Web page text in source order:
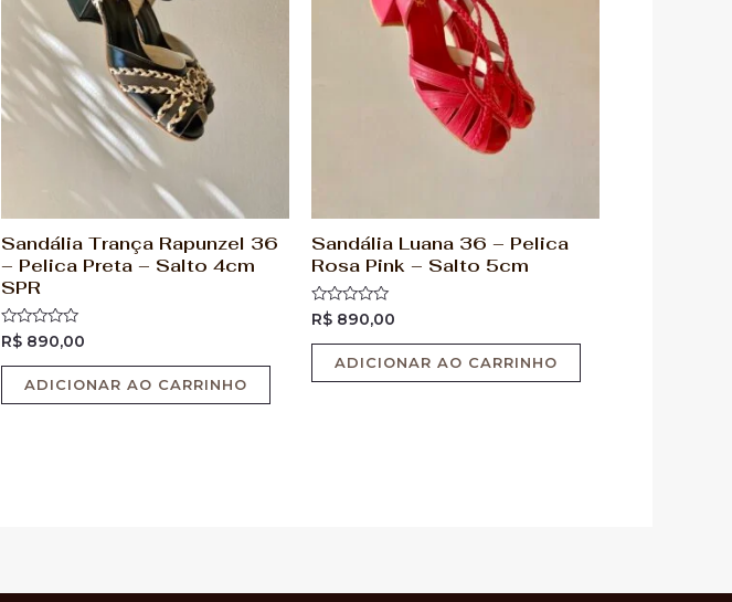
Sandália Trança Rapunzel 36
– Pelica Preta – Salto 4cm
SPR
Avaliação
0
de
R$ 890,00
ADICIONAR AO CARRINHO
Sandália Luana 36 – Pelica
Rosa Pink – Salto 5cm
Avaliação
0
de
R$ 890,00
ADICIONAR AO CARRINHO